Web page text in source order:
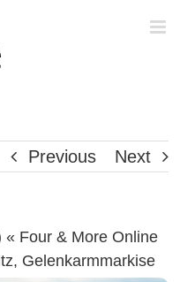
Previous Next
« Four & More Online
Gelenkarmmarkise